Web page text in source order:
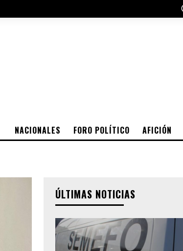
NACIONALES FORO POLÍTICO AFICIÓN
ÚLTIMAS NOTICIAS